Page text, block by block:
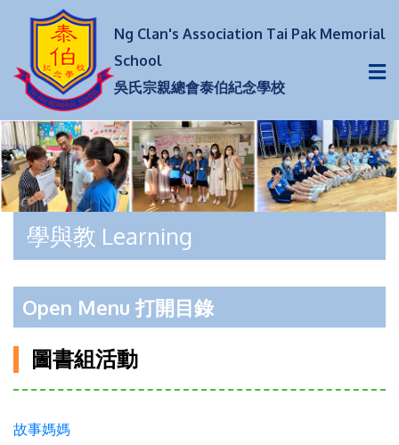
Ng Clan's Association Tai Pak Memorial
School
吳氏宗親總會泰伯紀念學校
學與教 Learning
Open Menu 打開目錄
圖書組活動
故事媽媽